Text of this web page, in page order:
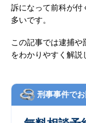
訴になって前科が付
多いです。
この記事では逮捕
をわかりやすく解説
刑事事件で